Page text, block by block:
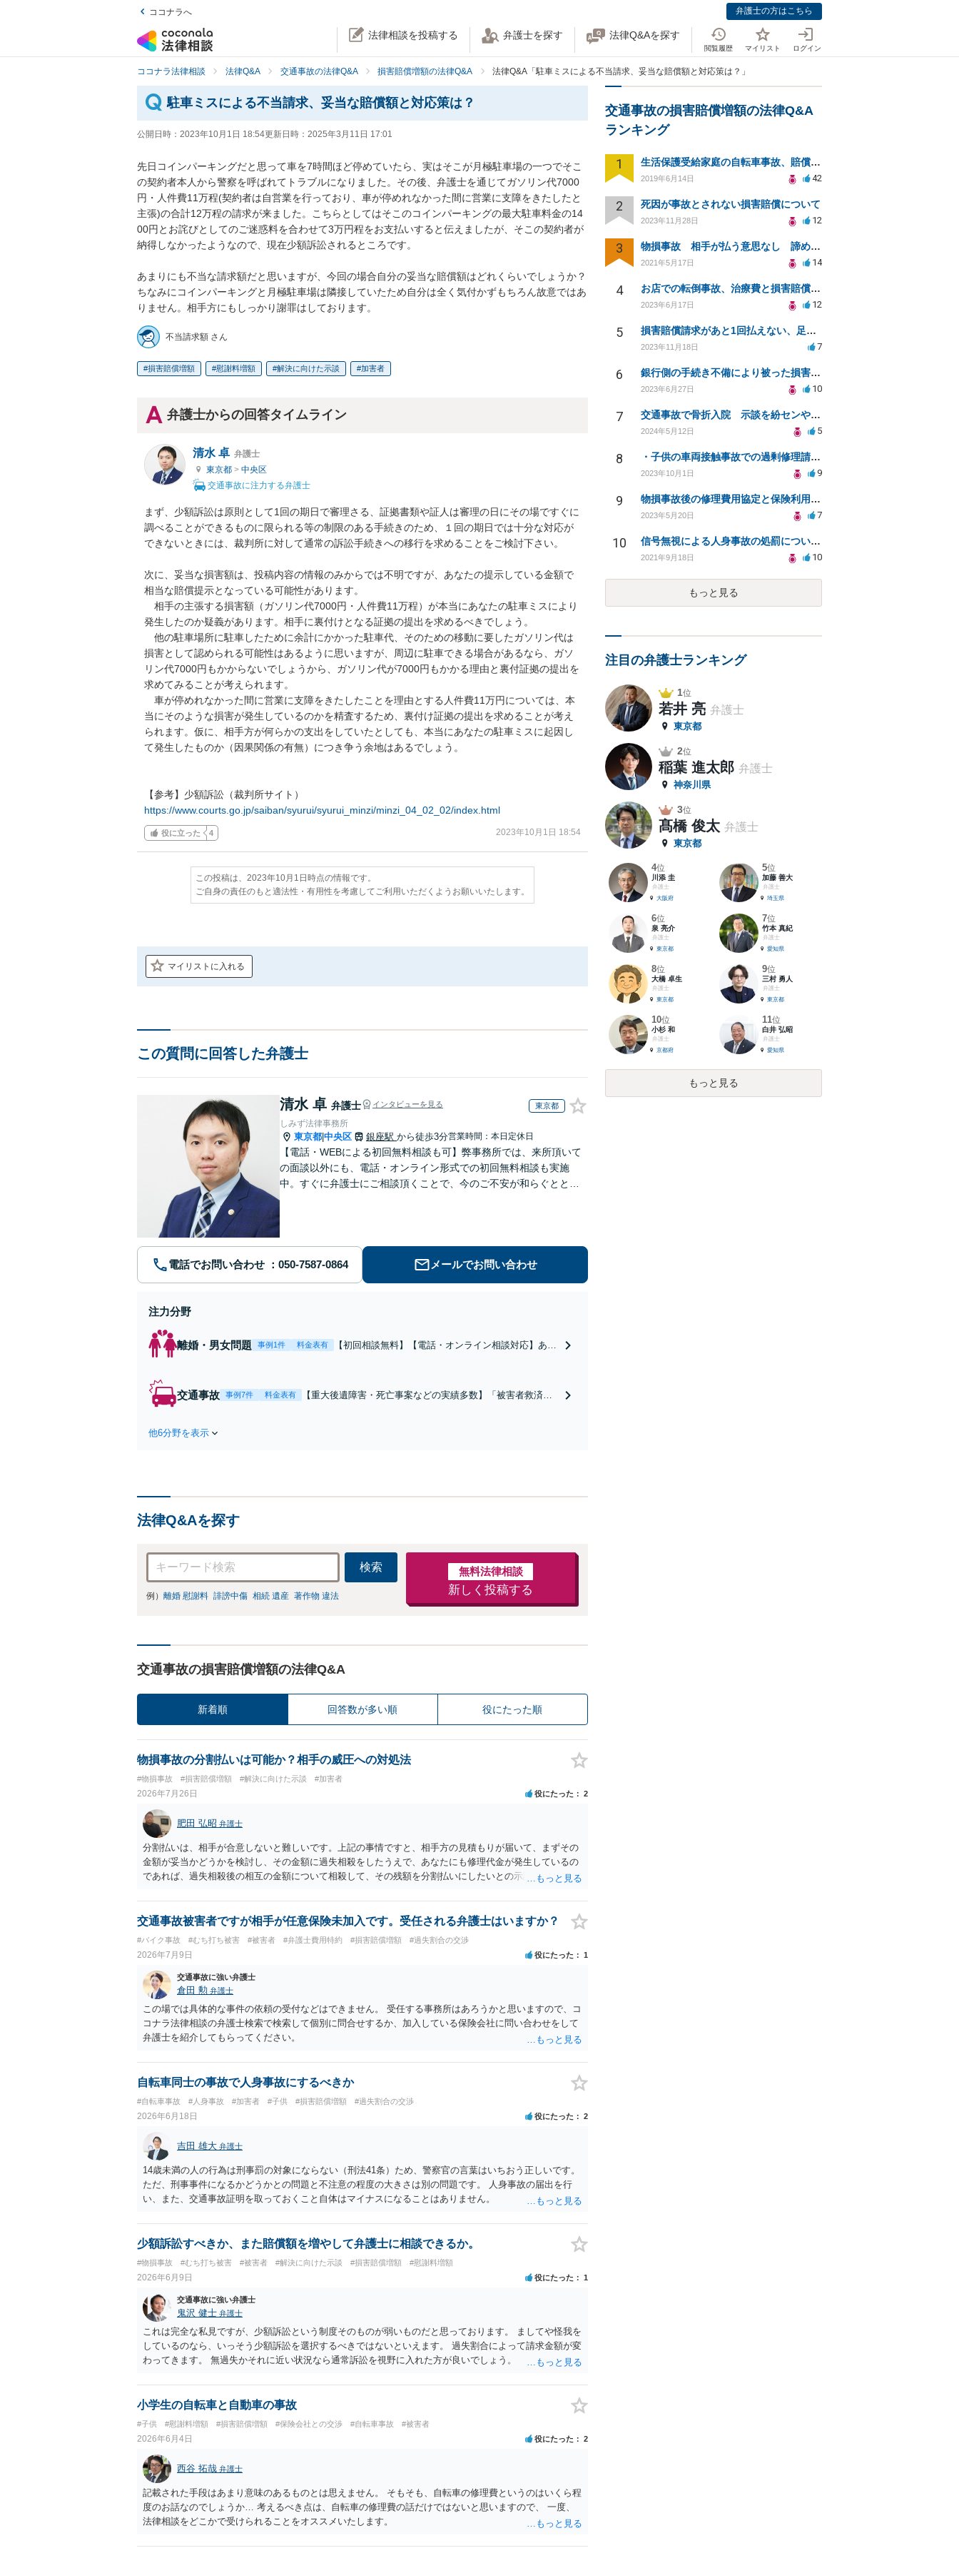
ココナラへ 弁護士の方はこちら
法律相談を投稿する 弁護士を探す 法律Q&Aを探す
閲覧履歴 マイリスト ログイン
ココナラ法律相談 法律Q&A 交通事故の法律Q&A 損害賠償増額の法律Q&A 法律Q&A「駐車ミスによる不当請求、妥当な賠償額と対応策は？」
駐車ミスによる不当請求、妥当な賠償額と対応策は？
公開日時： 2023年10月1日 18:54更新日時： 2025年3月11日 17:01
先日コインパーキングだと思って車を7時間ほど停めていたら、実はそこが月極駐車場の一つでそこ
の契約者本人から警察を呼ばれてトラブルになりました。その後、弁護士を通じてガソリン代7000
円・人件費11万程(契約者は自営業を行っており、車が停めれなかった間に営業に支障をきたしたと
主張)の合計12万程の請求が来ました。こちらとしてはそこのコインパーキングの最大駐車料金の14
00円とお詫びとしてのご迷惑料を合わせて3万円程をお支払いすると伝えましたが、そこの契約者が
納得しなかったようなので、現在少額訴訟されるところです。
あまりにも不当な請求額だと思いますが、今回の場合自分の妥当な賠償額はどれくらいでしょうか？
ちなみにコインパーキングと月極駐車場は隣接していたため自分は全く気付かずもちろん故意ではあ
りません。相手方にもしっかり謝罪はしております。
不当請求額 さん
損害賠償増額 慰謝料増額 解決に向けた示談 加害者
弁護士からの回答タイムライン
清水 卓 弁護士
東京都 > 中央区
交通事故に注力する弁護士
まず、少額訴訟は原則として1回の期日で審理さる、証拠書類や証人は審理の日にその場ですぐに
調べることができるものに限られる等の制限のある手続きのため、１回の期日では十分な対応が
できないときには、裁判所に対して通常の訴訟手続きへの移行を求めることをご検討下さい。
次に、妥当な損害額は、投稿内容の情報のみからでは不明ですが、あなたの提示している金額で
相当な賠償提示となっている可能性があります。
相手の主張する損害額（ガソリン代7000円・人件費11万程）が本当にあなたの駐車ミスにより
発生したのか疑義があります。相手に裏付けとなる証拠の提出を求めるべきでしょう。
他の駐車場所に駐車したために余計にかかった駐車代、そのための移動に要したガソリン代は
損害として認められる可能性はあるように思いますが、周辺に駐車できる場合があるなら、ガソ
リン代7000円もかからないでしょうから、ガソリン代が7000円もかかる理由と裏付証拠の提出を
求めてみることが考えられます。
車が停めれなかった間に営業に支障をきたしたことを理由とする人件費11万円については、本
当にそのような損害が発生しているのかを精査するため、裏付け証拠の提出を求めることが考え
られます。仮に、相手方が何らかの支出をしていたとしても、本当にあなたの駐車ミスに起因し
て発生したものか（因果関係の有無）につき争う余地はあるでしょう。
https://www.courts.go.jp/saiban/syurui/syurui_minzi/minzi_04_02_02/index.html
役に立った 4 2023年10月1日 18:54
この投稿は、2023年10月1日時点の情報です。
ご自身の責任のもと適法性・有用性を考慮してご利用いただくようお願いいたします。
マイリストに入れる
この質問に回答した弁護士
清水 卓 弁護士 インタビューを見る 東京都
しみず法律事務所
東京都 中央区 銀座駅 から徒歩3分営業時間：本日定休日
【電話・WEBによる初回無料相談も可】弊事務所では、来所頂いて
の面談以外にも、電話・オンライン形式での初回無料相談も実施
中。すぐに弁護士にご相談頂くことで、今のご不安が和らぐととも
電話でお問い合わせ メールでお問い合わせ
注力分野
離婚・男女問題 事例1件 料金表有
【初回相談無料】【電話・オンライン相談対応】あな
係不存在確認などもご相談下さい【子連れ相談可】
交通事故 事例7件 料金表有
【重大後遺障害・死亡事案などの実績多数】「被害者救済を
他6分野を表示
法律Q&Aを探す
検索
例） 離婚 慰謝料 誹謗中傷 相続 遺産 著作物 違法
無料法律相談
新しく投稿する
交通事故の損害賠償増額の法律Q&A
新着順 回答数が多い順 役にたった順
物損事故の分割払いは可能か？相手の威圧への対処法
#物損事故 #損害賠償増額 #解決に向けた示談 #加害者
2026年7月26日 役にたった 2
肥田 弘昭 弁護士
分割払いは、相手が合意しないと難しいです。上記の事情ですと、相手方の見積もりが届いて、まずその
金額が妥当かどうかを検討し、その金額に過失相殺をしたうえで、あなたにも修理代金が発生しているの
であれば、過失相殺後の相互の金額について相殺して、その残額を分割払いにしたいとの示談案を提案す
ご参考にしてください。
交通事故被害者ですが相手が任意保険未加入です。受任される弁護士はいますか？
#バイク事故 #むち打ち被害 #被害者 #弁護士費用特約 #損害賠償増額 #過失割合の交渉
2026年7月9日 役にたった 1
交通事故に強い弁護士
倉田 勲 弁護士
この場では具体的な事件の依頼の受付などはできません。 受任する事務所はあろうかと思いますので、コ
コナラ法律相談の弁護士検索で検索して個別に問合せするか、加入している保険会社に問い合わせをして
弁護士を紹介してもらってください。
自転車同士の事故で人身事故にするべきか
#自転車事故 #人身事故 #加害者 #子供 #損害賠償増額 #過失割合の交渉
2026年6月18日 役にたった 2
吉田 雄大 弁護士
14歳未満の人の行為は刑事罰の対象にならない（刑法41条）ため、警察官の言葉はいちおう正しいです。
ただ、刑事事件になるかどうかとの問題と不注意の程度の大きさは別の問題です。 人身事故の届出を行
い、また、交通事故証明を取っておくこと自体はマイナスになることはありません。
少額訴訟すべきか、また賠償額を増やして弁護士に相談できるか。
#物損事故 #むち打ち被害 #被害者 #解決に向けた示談 #損害賠償増額 #慰謝料増額
2026年6月9日 役にたった 1
交通事故に強い弁護士
鬼沢 健士 弁護士
これは完全な私見ですが、少額訴訟という制度そのものが弱いものだと思っております。 ましてや怪我を
しているのなら、いっそう少額訴訟を選択するべきではないといえます。 過失割合によって請求金額が変
わってきます。 無過失かそれに近い状況なら通常訴訟を視野に入れた方が良いでしょう。
小学生の自転車と自動車の事故
#子供 #慰謝料増額 #損害賠償増額 #保険会社との交渉 #自転車事故 #被害者
2026年6月4日 役にたった 2
西谷 拓哉 弁護士
記載された手段はあまり意味のあるものとは思えません。 そもそも、自転車の修理費というのはいくら程
度のお話なのでしょうか… 考えるべき点は、自転車の修理費の話だけではないと思いますので、 一度、
法律相談をどこかで受けられることをオススメいたします。
交通事故の損害賠償増額の法律Q&A
ランキング
1 生活保護受給家庭の自転車事故、賠償請求への対処法
2019年6月14日 42
2 死因が事故とされない損害賠償について
2023年11月28日 12
3 物損事故 相手が払う意思なし 諦めるしかないのですか？
2021年5月17日 14
4 お店での転倒事故、治療費と損害賠償の相談方法は？
2023年6月17日 12
5 損害賠償請求があと1回払えない、足りない
2023年11月18日 7
6 銀行側の手続き不備により被った損害に対する賠償の見解を求めます
2023年6月27日 10
7 交通事故で骨折入院 示談を紛センや弁センに頼むのと弁護士に頼むのはどちらがいいのか
2024年5月12日 5
8 ・子供の車両接触事故での過剰修理請求への対応策
2023年10月1日 9
9 物損事故後の修理費用協定と保険利用の判断ポイント
2023年5月20日 7
10 信号無視による人身事故の処罰について教えてください。
2021年9月18日 10
もっと見る
注目の弁護士ランキング
1位
若井 亮 弁護士
東京都
2位
稲葉 進太郎 弁護士
神奈川県
3位
髙橋 俊太 弁護士
東京都
4位
川添 圭
弁護士
大阪府
5位
加藤 善大
弁護士
埼玉県
6位
泉 亮介
弁護士
東京都
7位
竹本 真紀
弁護士
愛知県
8位
大橋 卓生
弁護士
東京都
9位
三村 勇人
弁護士
東京都
10位
小杉 和
弁護士
京都府
11位
白井 弘昭
弁護士
愛知県
もっと見る